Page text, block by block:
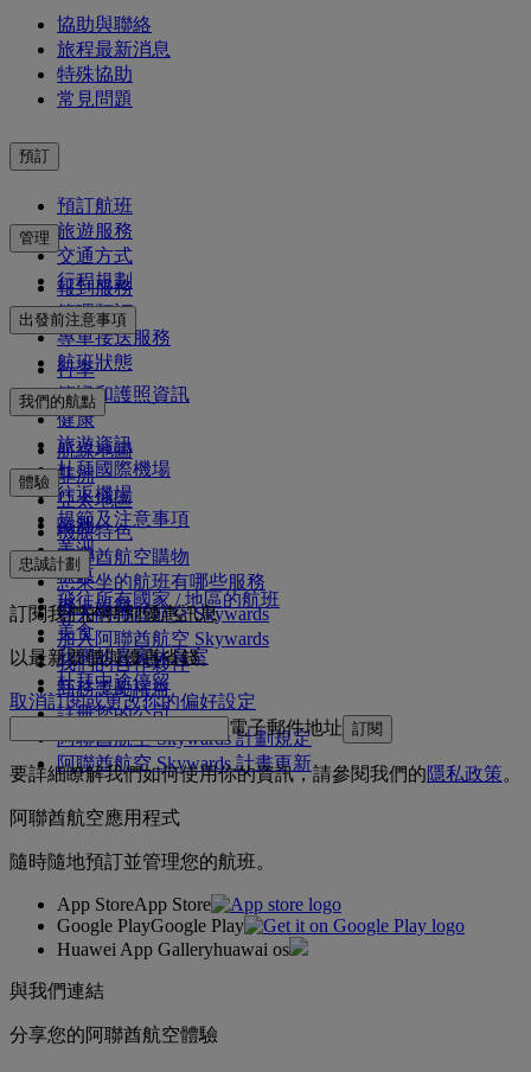
協助與聯絡
旅程最新消息
特殊協助
常見問題
預訂
預訂航班
旅遊服務
交通方式
行程規劃
管理
報到服務
管理預訂
專車接送服務
航班狀態
出發前注意事項
行李
簽證和護照資訊
健康
旅遊資訊
杜拜國際機場
往返機場
規範及注意事項
我們的航點
航線地圖
非洲
亞太地區
歐洲
美洲
中東
飛往所有國家 / 地區的航班
體驗
機艙特色
阿聯酋航空購物
您乘坐的航班有哪些服務
機上娛樂
美食
我們的貴賓休息室
杜拜中途停留
忠誠計劃
登入阿聯酋航空 Skywards
加入阿聯酋航空 Skywards
我們的合作夥伴
商務獎勵權益
註冊您的公司
阿聯酋航空 Skywards 計劃規定
阿聯酋航空 Skywards 計畫更新
訂閱我們的特別優惠訊息
以最新票價與優惠省錢。
取消訂閱或更改你的偏好設定
電子郵件地址 訂閱
要詳細瞭解我們如何使用你的資訊，請參閱我們的隱私政策。
阿聯酋航空應用程式
隨時隨地預訂並管理您的航班。
App StoreApp Store
Google PlayGoogle Play
Huawei App Galleryhuawai os
與我們連結
分享您的阿聯酋航空體驗